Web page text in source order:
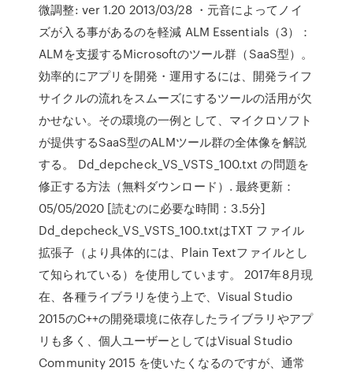
微調整: ver 1.20 2013/03/28 ・元音によってノイ
ズが入る事があるのを軽減 ALM Essentials（3）：
ALMを支援するMicrosoftのツール群（SaaS型）。
効率的にアプリを開発・運用するには、開発ライフ
サイクルの流れをスムーズにするツールの活用が欠
かせない。その環境の一例として、マイクロソフト
が提供するSaaS型のALMツール群の全体像を解説
する。 Dd_depcheck_VS_VSTS_100.txt の問題を
修正する方法（無料ダウンロード）. 最終更新：
05/05/2020 [読むのに必要な時間：3.5分]
Dd_depcheck_VS_VSTS_100.txtはTXT ファイル
拡張子（より具体的には、Plain Textファイルとし
て知られている）を使用しています。 2017年8月現
在、各種ライブラリを使う上で、Visual Studio
2015のC++の開発環境に依存したライブラリやアプ
リも多く、個人ユーザーとしてはVisual Studio
Community 2015 を使いたくなるのですが、通常